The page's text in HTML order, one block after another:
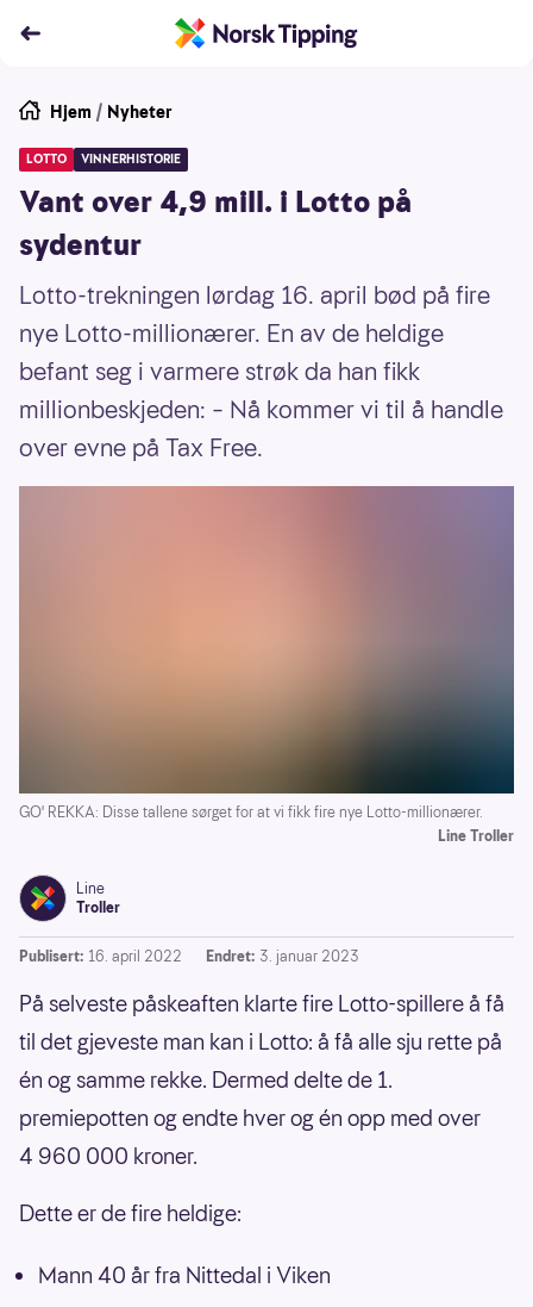
Hjem / Nyheter
LOTTO VINNERHISTORIE
Vant over 4,9 mill. i Lotto på
sydentur
Lotto-trekningen lørdag 16. april bød på fire
nye Lotto-millionærer. En av de heldige
befant seg i varmere strøk da han fikk
millionbeskjeden: – Nå kommer vi til å handle
over evne på Tax Free.
GO' REKKA: Disse tallene sørget for at vi fikk fire nye Lotto-millionærer.
Line Troller
Line
Troller
Publisert: 16. april 2022 Endret: 3. januar 2023
På selveste påskeaften klarte fire Lotto-spillere å få
til det gjeveste man kan i Lotto: å få alle sju rette på
én og samme rekke. Dermed delte de 1.
premiepotten og endte hver og én opp med over
4 960 000 kroner.
Dette er de fire heldige:
Mann 40 år fra Nittedal i Viken